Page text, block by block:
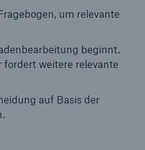
um relevante
beginnt.
weitere relevante
auf Basis der
in der BU-